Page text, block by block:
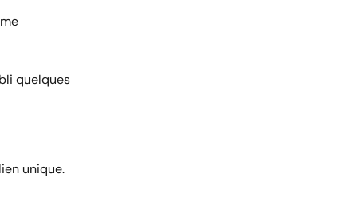
quelques
unique.